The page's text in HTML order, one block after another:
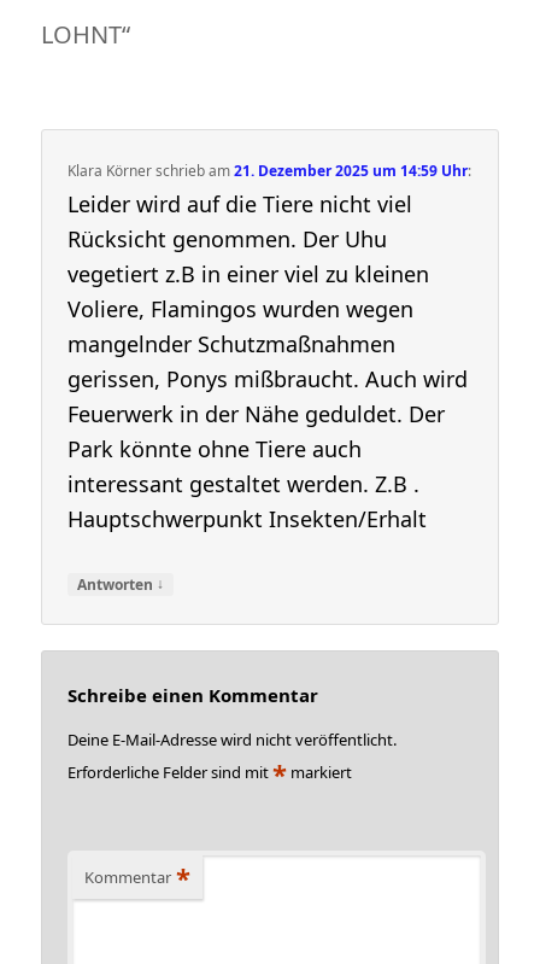
LOHNT“
Klara Körnerschriebam21. Dezember 2025 um 14:59 Uhr:
Leider wird auf die Tiere nicht viel
Rücksicht genommen. Der Uhu
vegetiert z.B in einer viel zu kleinen
Voliere, Flamingos wurden wegen
mangelnder Schutzmaßnahmen
gerissen, Ponys mißbraucht. Auch wird
Feuerwerk in der Nähe geduldet. Der
Park könnte ohne Tiere auch
interessant gestaltet werden. Z.B .
Hauptschwerpunkt Insekten/Erhalt
Antworten ↓
Schreibe einen Kommentar
Deine E-Mail-Adresse wird nicht veröffentlicht.
Erforderliche Felder sind mit* markiert
Kommentar *